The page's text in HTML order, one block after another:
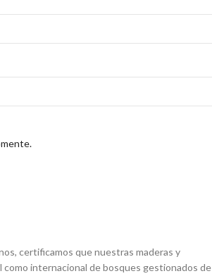
certificamos que nuestras maderas y
como internacional de bosques gestionados de